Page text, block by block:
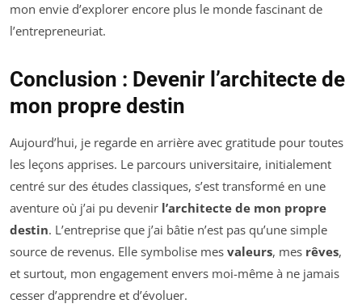
mon envie d’explorer encore plus le monde fascinant de
l’entrepreneuriat.
Conclusion : Devenir l’architecte de
mon propre destin
Aujourd’hui, je regarde en arrière avec gratitude pour toutes
les leçons apprises. Le parcours universitaire, initialement
centré sur des études classiques, s’est transformé en une
aventure où j’ai pu devenir l’architecte de mon propre
destin. L’entreprise que j’ai bâtie n’est pas qu’une simple
source de revenus. Elle symbolise mes valeurs, mes rêves,
et surtout, mon engagement envers moi-même à ne jamais
cesser d’apprendre et d’évoluer.